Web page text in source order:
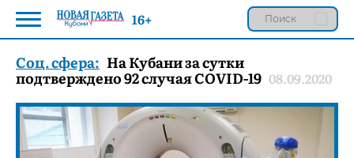
Соц. сфера: На Кубани за сутки
подтверждено 92 случая COVID-19 08.09.2020
16+